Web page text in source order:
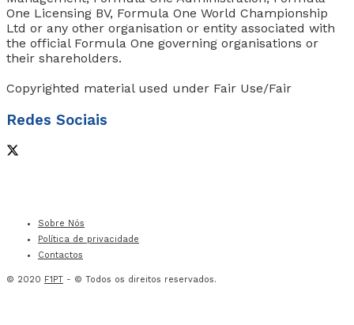
One Licensing BV, Formula One World Championship
Ltd or any other organisation or entity associated with
the official Formula One governing organisations or
their shareholders.
Copyrighted material used under Fair Use/Fair
Redes Sociais
Sobre Nós
Política de privacidade
Contactos
© 2020 F1PT - © Todos os direitos reservados.